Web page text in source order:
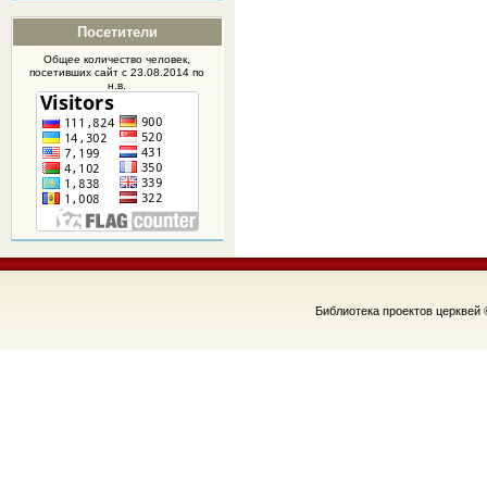
Посетители
Общее количество человек,
посетившихсайтс 23.08.2014 по
н.в.
Библиотека проектов церквей